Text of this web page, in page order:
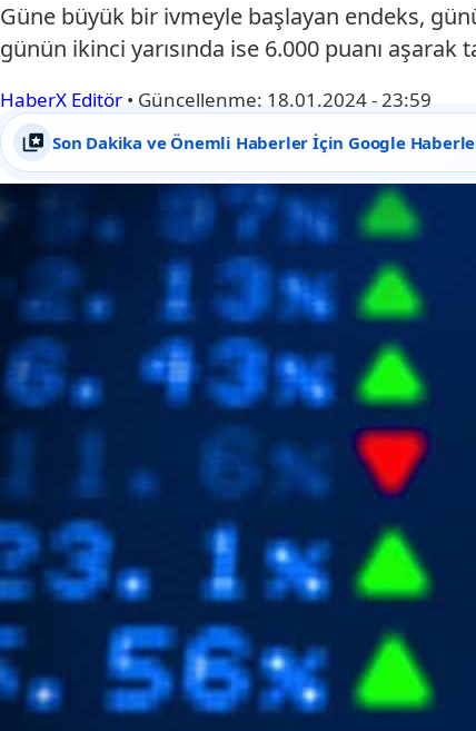
Güne büyük bir ivmeyle başlayan endeks,
günün ikinci yarısında ise 6.000 puanı
HaberX Editör • Güncellenme: 18.01.2024 - 23:59
Son Dakika ve Önemli Haberler İçin Google